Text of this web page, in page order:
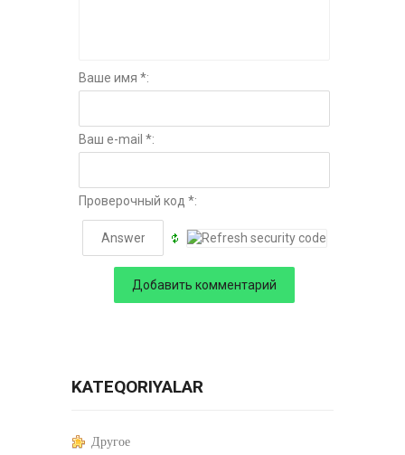
Ваше имя *:
Ваш e-mail *:
Проверочный код *:
KATEQORIYALAR
Другое